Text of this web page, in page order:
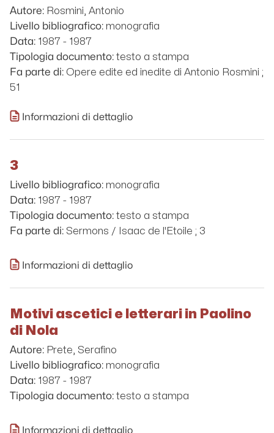
Autore: Rosmini, Antonio
Livello bibliografico: monografia
Data: 1987 - 1987
Tipologia documento: testo a stampa
Fa parte di: Opere edite ed inedite di Antonio Rosmini ;
51
Informazioni di dettaglio
3
Livello bibliografico: monografia
Data: 1987 - 1987
Tipologia documento: testo a stampa
Fa parte di: Sermons / Isaac de l'Etoile ; 3
Informazioni di dettaglio
Motivi ascetici e letterari in Paolino
di Nola
Autore: Prete, Serafino
Livello bibliografico: monografia
Data: 1987 - 1987
Tipologia documento: testo a stampa
Informazioni di dettaglio